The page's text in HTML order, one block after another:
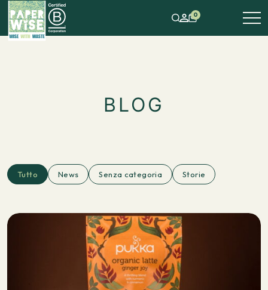
0
BLOG
Tutto News Senza categoria Storie